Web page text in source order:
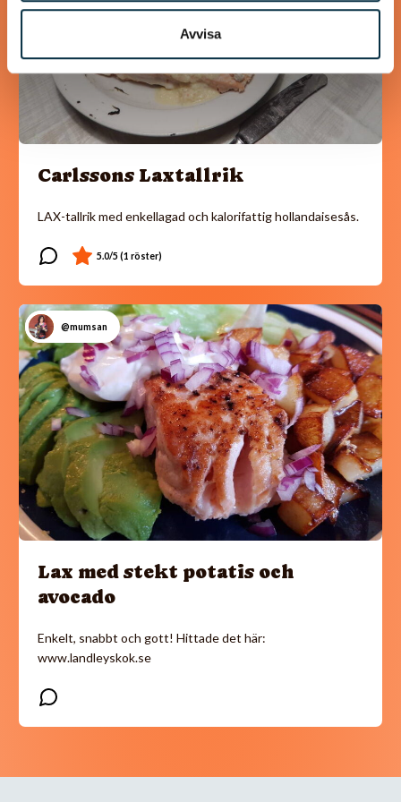
Avvisa
Carlssons Laxtallrik
LAX-tallrik med enkellagad och kalorifattig hollandaisesås.
@mumsan
Lax med stekt potatis och
avocado
Enkelt, snabbt och gott! Hittade det här:
www.landleyskok.se